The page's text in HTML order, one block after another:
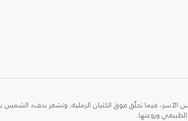
فيما تحلّق فوق الكثبان الرملية، وتشعر بدفء الشمس
وروعتها.